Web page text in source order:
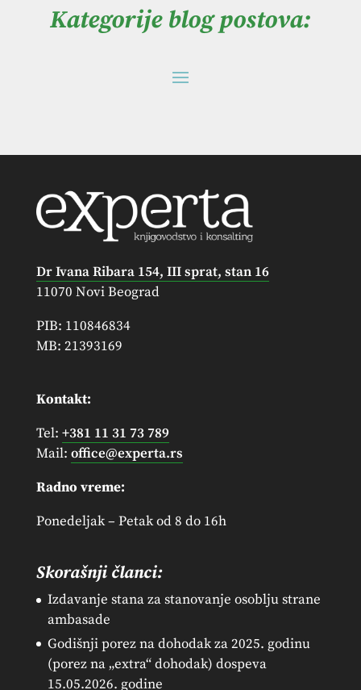
Kategorije blog postova:
Dr Ivana Ribara 154, III sprat, stan 16
11070 Novi Beograd
PIB: 110846834
MB: 21393169
Kontakt:
Tel: +381 11 31 73 789
Mail: office@experta.rs
Radno vreme:
Ponedeljak – Petak od 8 do 16h
Skorašnji članci:
Izdavanje stana za stanovanje osoblju strane
ambasade
Godišnji porez na dohodak za 2025. godinu
(porez na „extra“ dohodak) dospeva
15.05.2026. godine